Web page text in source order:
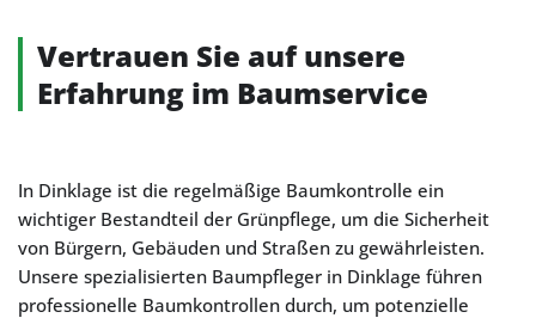
Vertrauen Sie auf unsere
Erfahrung im Baumservice
In Dinklage ist die regelmäßige Baumkontrolle ein
wichtiger Bestandteil der Grünpflege, um die Sicherheit
von Bürgern, Gebäuden und Straßen zu gewährleisten.
Unsere spezialisierten Baumpfleger in Dinklage führen
professionelle Baumkontrollen durch, um potenzielle